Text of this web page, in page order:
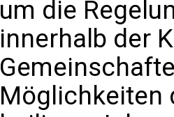
um die
innerhalb der
Möglichkeiten